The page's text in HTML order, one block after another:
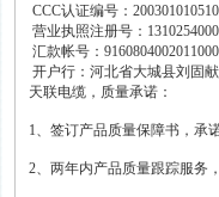
CCC认证编号：
营业执照注册号：
汇款帐号：
开户行：河北省大城县刘固
天联电缆，质量承诺：
1、签订产品质量保障书，承
2、两年内产品质量跟踪服务